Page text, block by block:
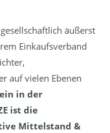
äußerst
Einkaufsverband
auf vielen Ebenen
in der
ist die
Mittelstand &